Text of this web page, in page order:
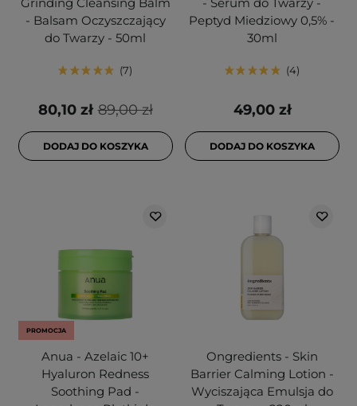
Grinding Cleansing Balm
- Balsam Oczyszczający
do Twarzy - 50ml
7
89,00 zł
80,10 zł
DODAJ DO KOSZYKA
- Serum do Twarzy -
Peptyd Miedziowy 0,5% -
30ml
4
49,00 zł
DODAJ DO KOSZYKA
PROMOCJA
Anua - Azelaic 10+
Hyaluron Redness
Soothing Pad -
Ongredients - Skin
Barrier Calming Lotion -
Wyciszająca Emulsja do